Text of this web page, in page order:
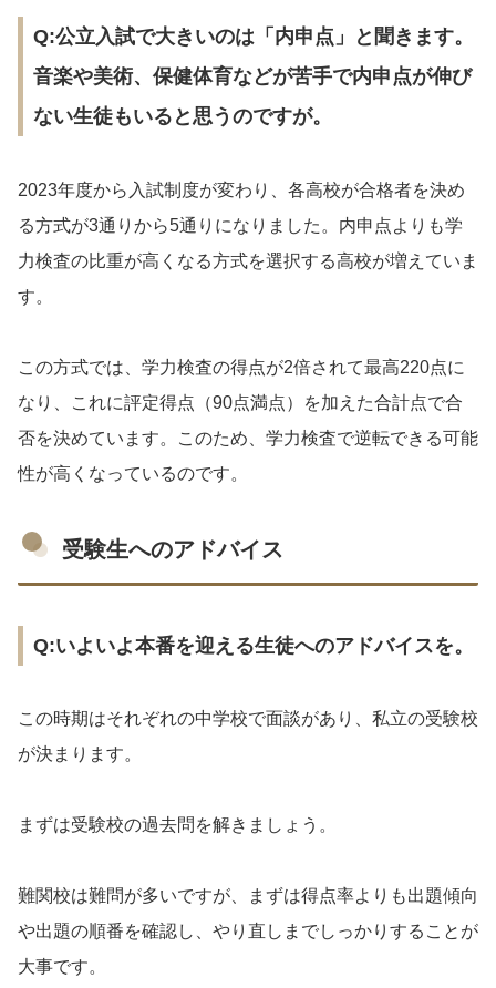
Q:公立入試で大きいのは「内申点」と聞きます。
音楽や美術、保健体育などが苦手で内申点が伸び
ない生徒もいると思うのですが。
2023年度から入試制度が変わり、各高校が合格者を決め
る方式が3通りから5通りになりました。内申点よりも学
力検査の比重が高くなる方式を選択する高校が増えていま
す。
この方式では、学力検査の得点が2倍されて最高220点に
なり、これに評定得点（90点満点）を加えた合計点で合
否を決めています。このため、学力検査で逆転できる可能
性が高くなっているのです。
受験生へのアドバイス
Q:いよいよ本番を迎える生徒へのアドバイスを。
この時期はそれぞれの中学校で面談があり、私立の受験校
が決まります。
まずは受験校の過去問を解きましょう。
難関校は難問が多いですが、まずは得点率よりも出題傾向
や出題の順番を確認し、やり直しまでしっかりすることが
大事です。